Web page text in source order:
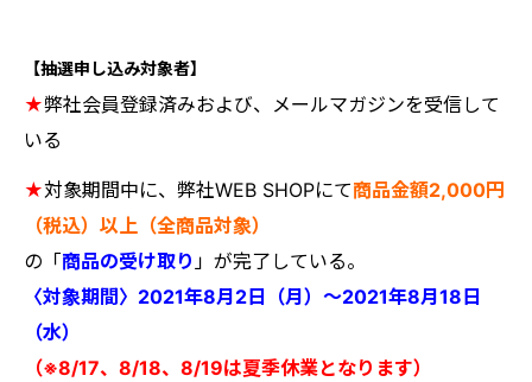
【抽選申し込み対象者】
★弊社会員登録済みおよび、メールマガジンを受信して
いる
★対象期間中に、弊社WEB SHOPにて商品金額2,000円
（税込）以上（全商品対象）
の「商品の受け取り」が完了している。
〈対象期間〉2021年8月2日（月）～2021年8月18日
（水）
（※8/17、8/18、8/19は夏季休業となります）